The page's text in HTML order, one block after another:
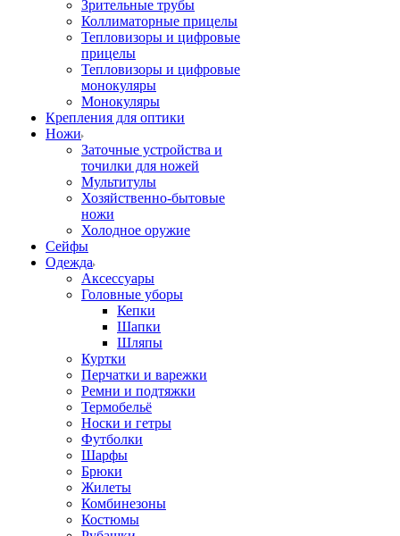
Зрительные трубы
Коллиматорные прицелы
Тепловизоры и цифровые
прицелы
Тепловизоры и цифровые
монокуляры
Монокуляры
Крепления для оптики
Ножи
Заточные устройства и
точилки для ножей
Мультитулы
Хозяйственно-бытовые
ножи
Холодное оружие
Сейфы
Одежда
Аксессуары
Головные уборы
Кепки
Шапки
Шляпы
Куртки
Перчатки и варежки
Ремни и подтяжки
Термобельё
Носки и гетры
Футболки
Шарфы
Брюки
Жилеты
Комбинезоны
Костюмы